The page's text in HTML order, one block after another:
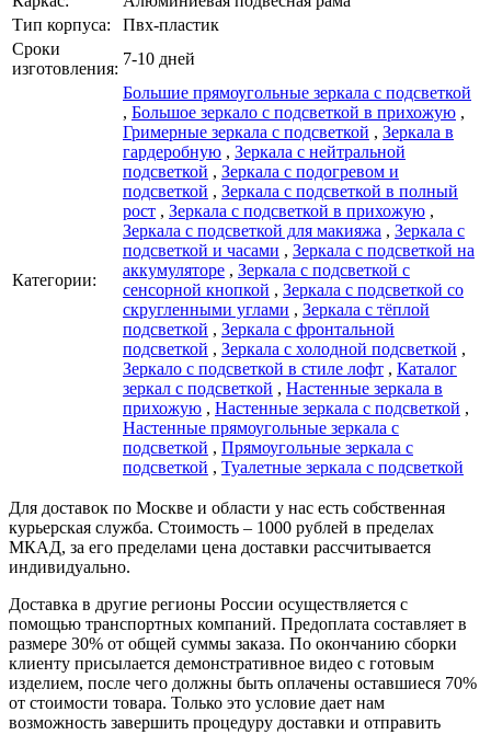
Тип корпуса:
Пвх-пластик
Сроки
изготовления:
7-10 дней
Категории:
Большие прямоугольные зеркала с подсветкой
, Большое зеркало с подсветкой в прихожую ,
Гримерные зеркала с подсветкой , Зеркала в
гардеробную , Зеркала с нейтральной
подсветкой , Зеркала с подогревом и
подсветкой , Зеркала с подсветкой в полный
рост , Зеркала с подсветкой в прихожую ,
Зеркала с подсветкой для макияжа , Зеркала с
подсветкой и часами , Зеркала с подсветкой на
аккумуляторе , Зеркала с подсветкой с
сенсорной кнопкой , Зеркала с подсветкой со
скругленными углами , Зеркала с тёплой
подсветкой , Зеркала с фронтальной
подсветкой , Зеркала с холодной подсветкой ,
Зеркало с подсветкой в стиле лофт , Каталог
зеркал c подсветкой , Настенные зеркала в
прихожую , Настенные зеркала с подсветкой ,
Настенные прямоугольные зеркала с
подсветкой , Прямоугольные зеркала с
подсветкой , Туалетные зеркала с подсветкой
Для доставок по Москве и области у нас есть собственная
курьерская служба. Стоимость – 1000 рублей в пределах
МКАД, за его пределами цена доставки рассчитывается
индивидуально.
Доставка в другие регионы России осуществляется с
помощью транспортных компаний. Предоплата составляет в
размере 30% от общей суммы заказа. По окончанию сборки
клиенту присылается демонстративное видео с готовым
изделием, после чего должны быть оплачены оставшиеся 70%
от стоимости товара. Только это условие дает нам
возможность завершить процедуру доставки и отправить